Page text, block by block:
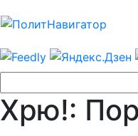
Хрю!: